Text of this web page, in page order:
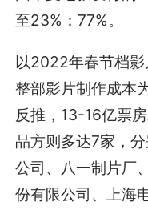
至23%：77%。
以2022年春节档影
整部影片制作成本
反推，13-16亿票
品方则多达7家，
公司、八一制片厂
份有限公司、上海